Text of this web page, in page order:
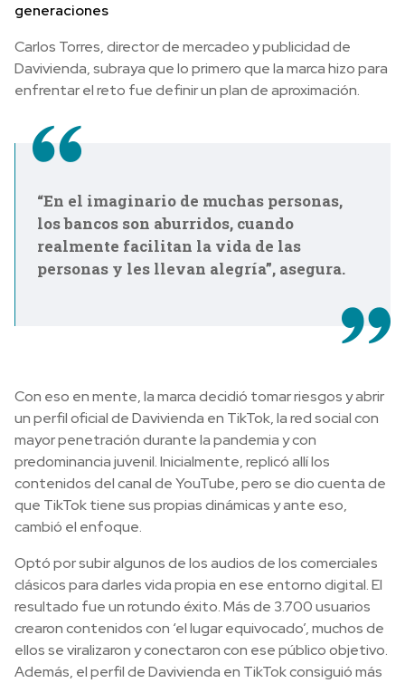
generaciones
Carlos Torres, director de mercadeo y publicidad de
Davivienda, subraya que lo primero que la marca hizo para
enfrentar el reto fue definir un plan de aproximación.
“En el imaginario de muchas personas,
los bancos son aburridos, cuando
realmente facilitan la vida de las
personas y les llevan alegría”, asegura.
Con eso en mente, la marca decidió tomar riesgos y abrir
un perfil oficial de Davivienda en TikTok, la red social con
mayor penetración durante la pandemia y con
predominancia juvenil. Inicialmente, replicó allí los
contenidos del canal de YouTube, pero se dio cuenta de
que TikTok tiene sus propias dinámicas y ante eso,
cambió el enfoque.
Optó por subir algunos de los audios de los comerciales
clásicos para darles vida propia en ese entorno digital. El
resultado fue un rotundo éxito. Más de 3.700 usuarios
crearon contenidos con ‘el lugar equivocado’, muchos de
ellos se viralizaron y conectaron con ese público objetivo.
Además, el perfil de Davivienda en TikTok consiguió más